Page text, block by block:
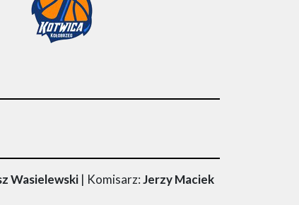
Wasielewski| Komisarz:Jerzy Maciek